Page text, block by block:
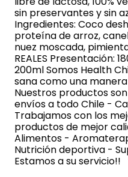
sin preservantes y sin
Ingredientes: Coco
proteína de arroz,
nuez moscada, pimienta.
REALES Presentación:
200ml Somos Health
sana como una
Nuestros productos
envíos a todo Chile -
Trabajamos con los
productos de mejor
Alimentos -
Nutrición deportiva -
Estamos a su servicio!!